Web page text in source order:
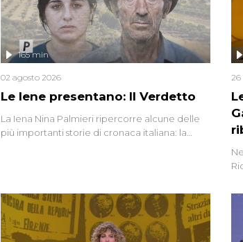
Le Iene presentano: Il Verdetto
165 min
02 agosto 2026
La Iena Nina Palmieri ripercorre alcune delle
più importanti storie di cronaca italiana: la